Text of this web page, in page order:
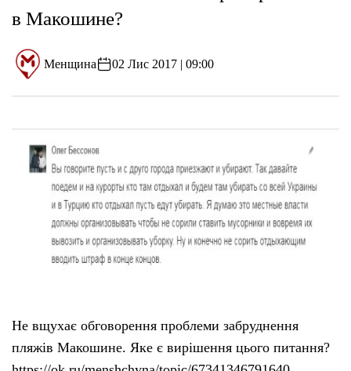
в Макошине?
Менщина 02 Лис 2017 | 09:00
Не вщухає обговорення проблеми забруднення
пляжів Макошине. Яке є вирішення цього питання?